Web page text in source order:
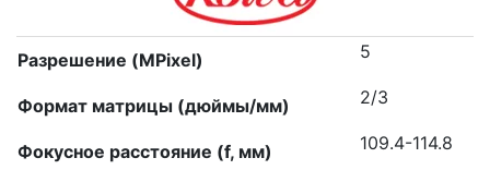
Разрешение (MPixel) 5
Формат матрицы (дюймы/мм) 2/3
Фокусное расстояние (f, мм) 109.4-114.8